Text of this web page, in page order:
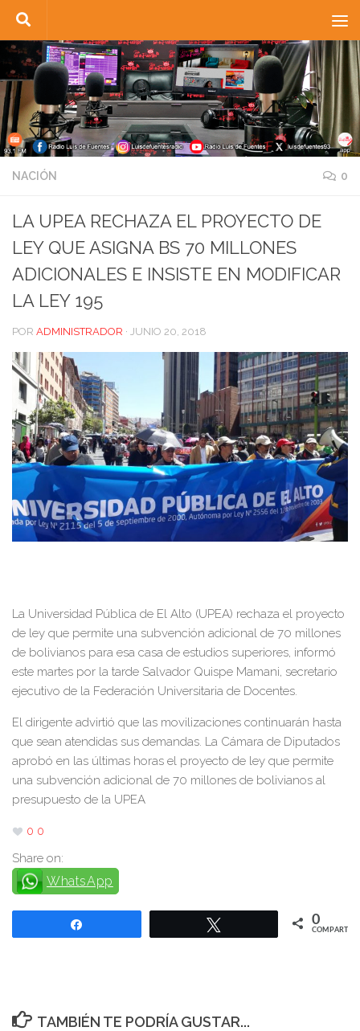
Saltar al contenido
NACIÓN 0
LA UPEA RECHAZA EL PROYECTO DE
LEY QUE ASIGNA BS 70 MILLONES
ADICIONALES E INSISTE EN MODIFICAR
LA LEY 195
POR ADMINISTRADOR · JUNIO 20, 2018
La Universidad Pública de El Alto (UPEA) rechaza el proyecto
de ley que permite una subvención adicional de 70 millones
de bolivianos para esa casa de estudios superiores, informó
este martes por la tarde Salvador Quispe Mamani, secretario
ejecutivo de la Federación Universitaria de Docentes.
El dirigente advirtió que las movilizaciones continuarán hasta
que sean atendidas sus demandas. La Cámara de Diputados
aprobó en las últimas horas el proyecto de ley que permite
una subvención adicional de 70 millones de bolivianos al
presupuesto de la UPEA
0 0
Share on:
WhatsApp
0
COMPARTIR
TAMBIÉN TE PODRÍA GUSTAR...